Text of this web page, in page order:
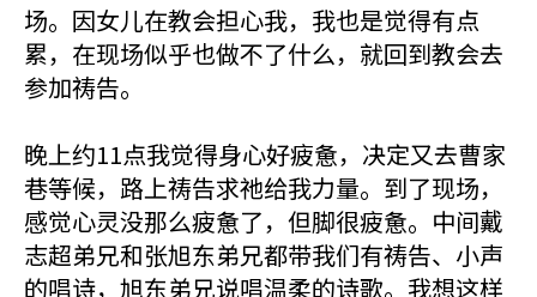
场。因女儿在教会担心我，我也是觉得有点
累，在现场似乎也做不了什么，就回到教会去
参加祷告。
晚上约11点我觉得身心好疲惫，决定又去曹家
巷等候，路上祷告求祂给我力量。到了现场，
感觉心灵没那么疲惫了，但脚很疲惫。中间戴
志超弟兄和张旭东弟兄都带我们有祷告、小声
的唱诗，旭东弟兄说唱温柔的诗歌。我想这样